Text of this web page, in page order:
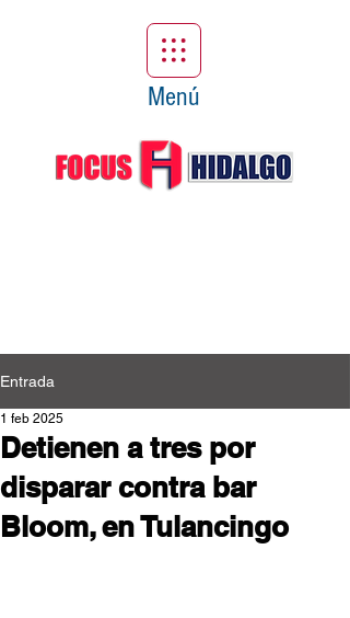
Menú
Entrada
Detienen a tres por
disparar contra bar
Bloom, en Tulancingo
1 feb 2025